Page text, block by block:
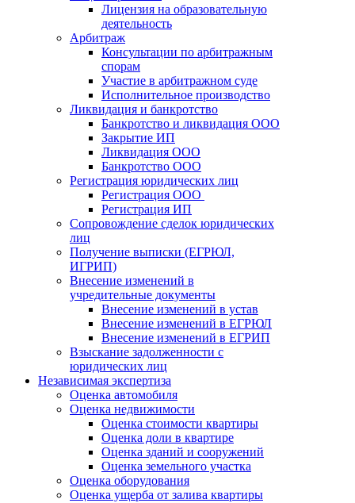
Лицензия на образовательную
деятельность
Арбитраж
Консультации по арбитражным
спорам
Участие в арбитражном суде
Исполнительное производство
Ликвидация и банкротство
Банкротство и ликвидация ООО
Закрытие ИП
Ликвидация ООО
Банкротство ООО
Регистрация юридических лиц
Регистрация ООО
Регистрация ИП
Сопровождение сделок юридических
лиц
Получение выписки (ЕГРЮЛ,
ИГРИП)
Внесение изменений в
учредительные документы
Внесение изменений в устав
Внесение изменений в ЕГРЮЛ
Внесение изменений в ЕГРИП
Взыскание задолженности с
юридических лиц
Независимая экспертиза
Оценка автомобиля
Оценка недвижимости
Оценка стоимости квартиры
Оценка доли в квартире
Оценка зданий и сооружений
Оценка земельного участка
Оценка оборудования
Оценка ущерба от залива квартиры